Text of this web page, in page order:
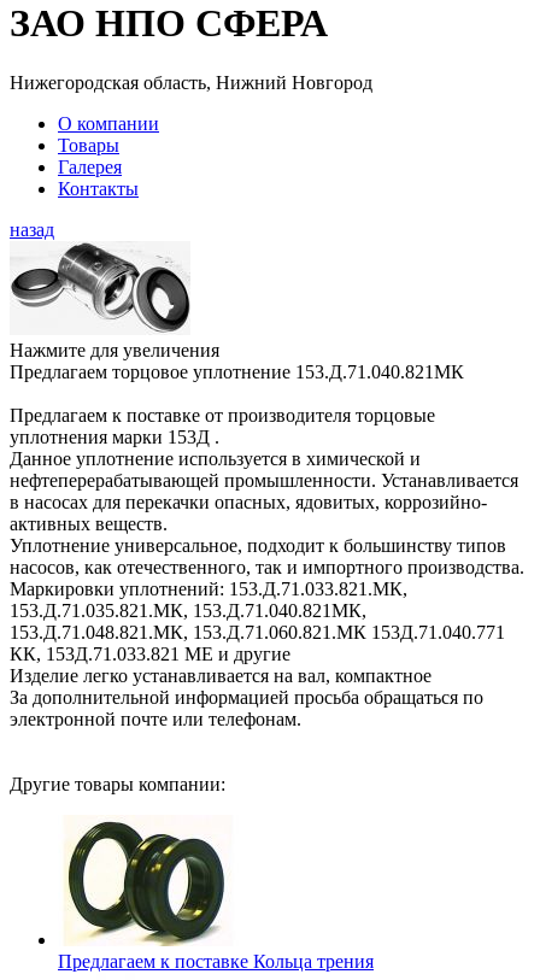
ЗАО НПО СФЕРА
Нижегородская область, Нижний Новгород
О компании
Товары
Галерея
Контакты
назад
Нажмите для увеличения
Предлагаем торцовое уплотнение 153.Д.71.040.821МК
Предлагаем к поставке от производителя торцовые
уплотнения марки 153Д .
Данное уплотнение используется в химической и
нефтеперерабатывающей промышленности. Устанавливается
в насосах для перекачки опасных, ядовитых, коррозийно-
активных веществ.
Уплотнение универсальное, подходит к большинству типов
насосов, как отечественного, так и импортного производства.
Маркировки уплотнений: 153.Д.71.033.821.МК,
153.Д.71.035.821.МК, 153.Д.71.040.821МК,
153.Д.71.048.821.МК, 153.Д.71.060.821.МК 153Д.71.040.771
КК, 153Д.71.033.821 МЕ и другие
Изделие легко устанавливается на вал, компактное
За дополнительной информацией просьба обращаться по
электронной почте или телефонам.
Другие товары компании:
Предлагаем к поставке Кольца трения